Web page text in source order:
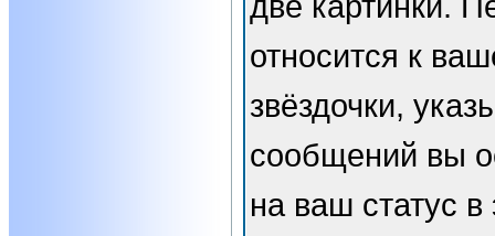
относится к
звёздочки,
сообщений вы
на ваш статус